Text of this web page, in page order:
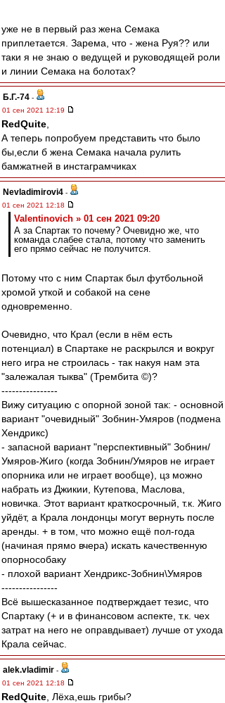
уже не в первый раз жена Семака
приплетается. Зарема, что - жена Руя?? или
таки я не знаю о ведущей и руководящей роли
и линии Семака на болотах?
Б.Г.-74 -
01 сен 2021 12:19
RedQuite
А теперь попробуем представить что было
бы,если б жена Семака начала рулить
бамжатней в инстаграмчиках
Nevladimirovi4 -
01 сен 2021 12:18
Valentinovich » 01 сен 2021 09:20
А за Спартак то почему? Очевидно же, что
команда слабее стала, потому что заменить
его прямо сейчас не получится.
Потому что с ним Спартак был футбольной
хромой уткой и собакой на сене
одновременно.
Очевидно, что Крал (если в нём есть
потенциал) в Спартаке не раскрылся и вокруг
него игра не строилась - так накуя нам эта
"залежалая тыква" (Трембита ©)?
----------------
Вижу ситуацию с опорной зоной так: - основной
вариант "очевидный" Зобнин-Умяров (подмена
Хендрикс)
- запасной вариант "перспективный" Зобнин/
Умяров-Жиго (когда Зобнин/Умяров не играет
опорника или не играет вообще), цз можно
набрать из Джикии, Кутепова, Маслова,
новичка. Этот вариант краткосрочный, т.к. Жиго
уйдёт, а Крала лондонцы могут вернуть после
аренды. + в том, что можно ещё пол-года
(начиная прямо вчера) искать качественную
опорнособаку
- плохой вариант Хендрикс-Зобнин\Умяров
----------------
Всё вышесказанное подтверждает тезис, что
Спартаку (+ и в финансовом аспекте, т.к. чех
затрат на него не оправдывает) лучше от ухода
Крала сейчас.
alek.vladimir -
01 сен 2021 12:18
RedQuite , Лёха,ешь грибы?